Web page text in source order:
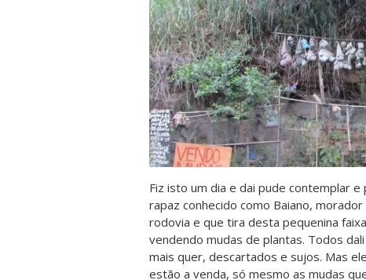
Fiz isto um dia e dai pude contemplar
rapaz conhecido como Baiano,
rodovia e que tira desta pequenina
vendendo mudas de plantas. Todos
mais quer, descartados e sujos. Mas
estão a venda, só mesmo as mudas